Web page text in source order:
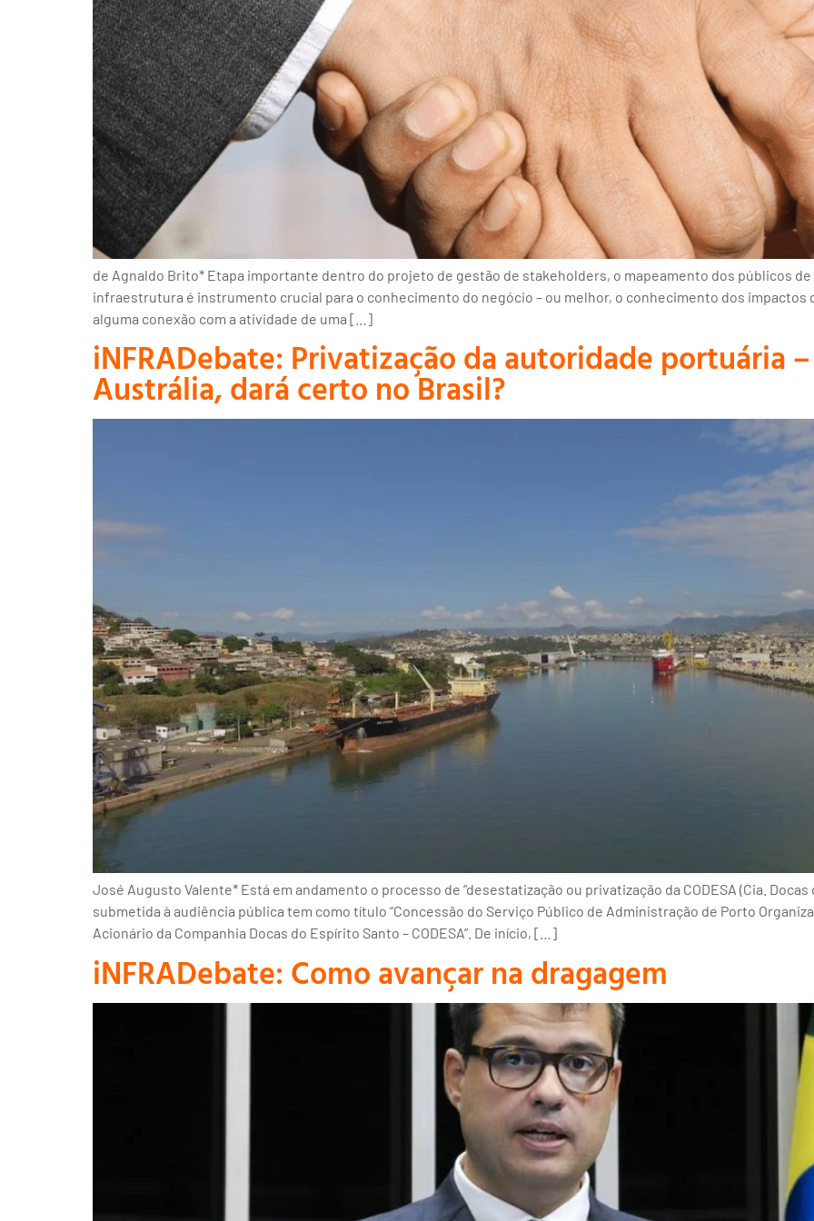
de Agnaldo Brito* Etapa importante dentro do projeto de gestão de stakeholders, o mapeamento dos públicos
infraestrutura é instrumento crucial para o conhecimento do negócio – ou melhor, o conhecimento dos impactos
alguma conexão com a atividade de uma […]
iNFRADebate: Privatização da autoridade portuária
Austrália, dará certo no Brasil?
José Augusto Valente* Está em andamento o processo de “desestatização ou privatização da CODESA (Cia.
submetida à audiência pública tem como título “Concessão do Serviço Público de Administração de Porto
Acionário da Companhia Docas do Espírito Santo – CODESA”. De início, […]
iNFRADebate: Como avançar na dragagem